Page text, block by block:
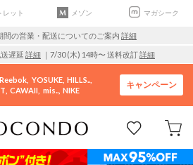
レット メゾン マガシーク
間の営業・配送についてのご案内 詳細
遅延 詳細 ｜7/30 (木) 14時〜 送料改訂詳細
Reebok YOSUKE HILLS..
CAWAII mis.. NIKE
キャンペーン